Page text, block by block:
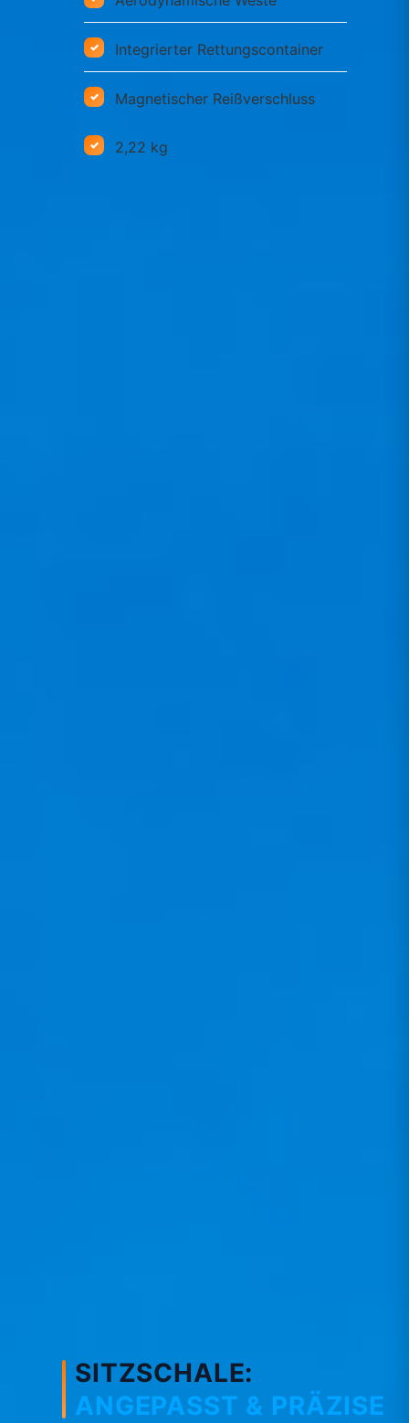
Integrierter Rettungscontainer
Magnetischer Reißverschluss
2,22 kg
SITZSCHALE:
ANGEPASST & PRÄZISE